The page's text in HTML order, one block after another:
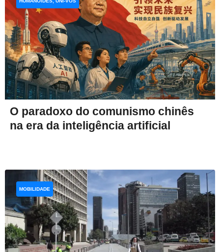
O paradoxo do comunismo chinês
na era da inteligência artificial
MOBILIDADE